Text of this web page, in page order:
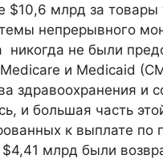
$10,6 млрд за товары
непрерывного
никогда не были
и Medicaid
здравоохранения и
и большая часть
к выплате
$4,41 млрд были